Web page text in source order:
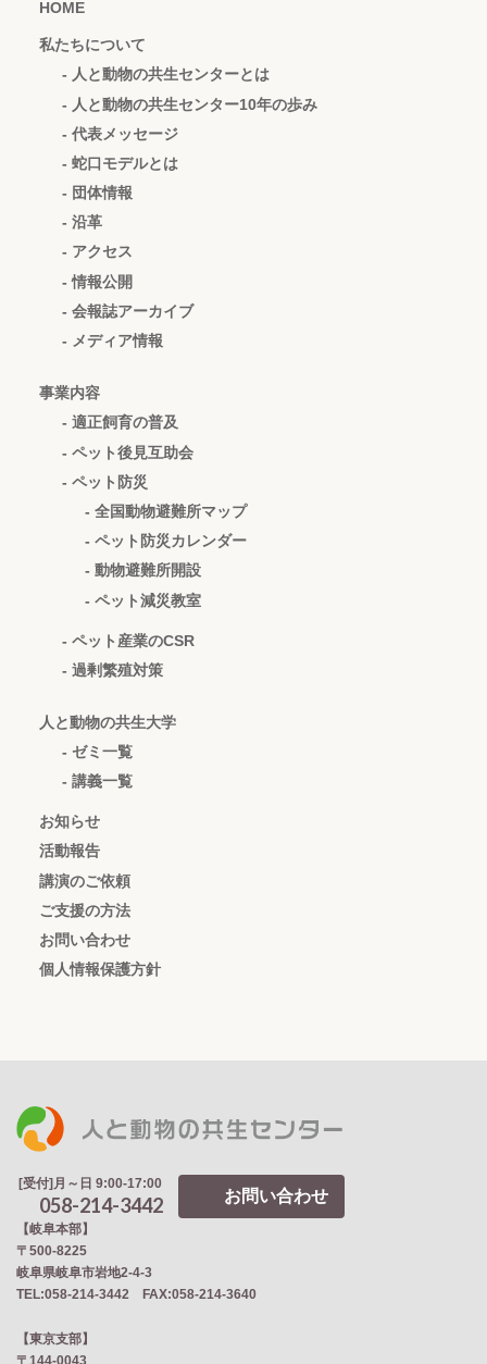
HOME
私たちについて
- 人と動物の共生センターとは
- 人と動物の共生センター10年の歩み
- 代表メッセージ
- 蛇口モデルとは
- 団体情報
- 沿革
- アクセス
- 情報公開
- 会報誌アーカイブ
- メディア情報
事業内容
- 適正飼育の普及
- ペット後見互助会
- ペット防災
- 全国動物避難所マップ
- ペット防災カレンダー
- 動物避難所開設
- ペット減災教室
- ペット産業のCSR
- 過剰繁殖対策
人と動物の共生大学
- ゼミ一覧
- 講義一覧
お知らせ
活動報告
講演のご依頼
ご支援の方法
お問い合わせ
個人情報保護方針
[受付]月～日 9:00-17:00
058-214-3442 お問い合わせ
【岐阜本部】
〒500-8225
岐阜県岐阜市岩地2‐4‐3
TEL:058-214-3442 FAX:058-214-3640
【東京支部】